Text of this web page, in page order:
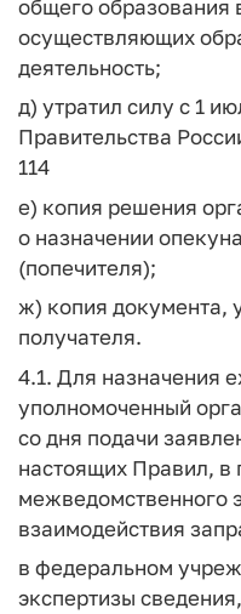
общего образования
осуществляющих
деятельность;
д) утратил силу с 1
Правительства
114
е) копия решения
о назначении
(попечителя);
ж) копия документа,
получателя.
4.1. Для назначения
уполномоченный
со дня подачи
настоящих Правил, в
межведомственного
взаимодействия
в федеральном
экспертизы